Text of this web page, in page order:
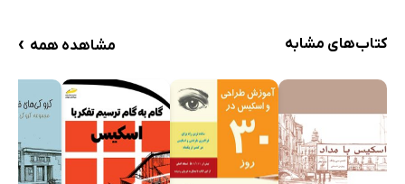
کتاب‌های مشابه مشاهده همه ›